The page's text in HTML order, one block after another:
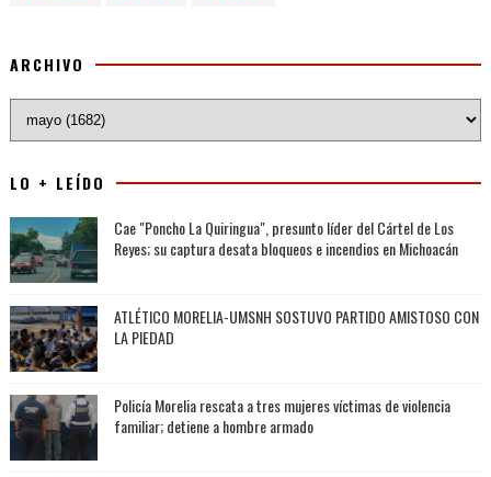
ARCHIVO
LO + LEÍDO
Cae "Poncho La Quiringua", presunto líder del Cártel de Los
Reyes; su captura desata bloqueos e incendios en Michoacán
ATLÉTICO MORELIA-UMSNH SOSTUVO PARTIDO AMISTOSO CON
LA PIEDAD
Policía Morelia rescata a tres mujeres víctimas de violencia
familiar; detiene a hombre armado